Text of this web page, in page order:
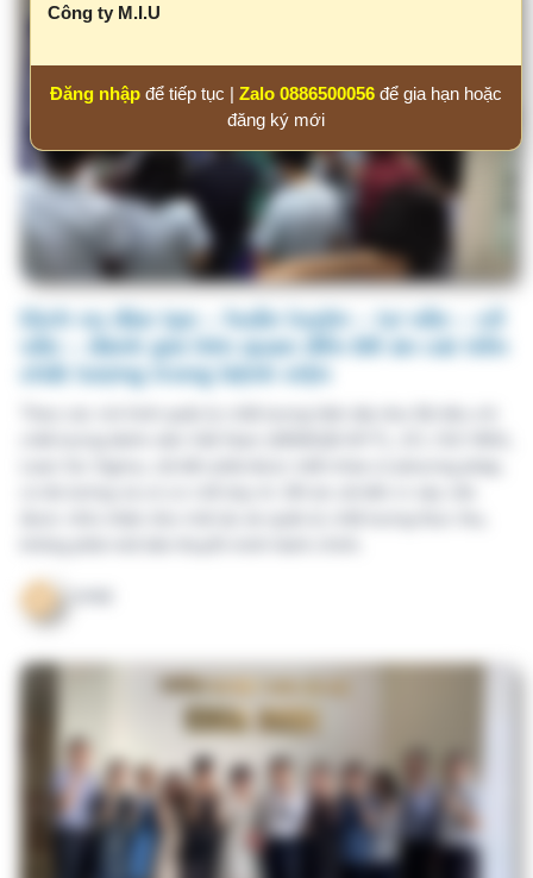
Dịch vụ đào tạo – huấn luyện – tư vấn – cố
vấn – đánh giá liên quan đến Đề án cải tiến
chất lượng trong bệnh viện
Theo các mô hình quản lý chất lượng hiện đại như Bộ tiêu chí
chất lượng bệnh viện Việt Nam (6858/QĐ-BYT), JCI, ISO 9001,
Lean Six Sigma, cải tiến phải được triển khai có phương pháp,
có đo lường và có cơ chế duy trì. Đề án cải tiến vì vậy cần
không phải một bản thuyết minh hành chính.
Dịch vụ đào tạo – huấn luyện – tư vấn – cố
vấn – đánh giá liên quan đến Lean Six
Sigma trong bệnh viện
Trong bối cảnh quá tải, nguồn lực hạn chế và yêu cầu ngày
càng cao về chất lượng dịch vụ y tế, nhiều bệnh viện đối mặt